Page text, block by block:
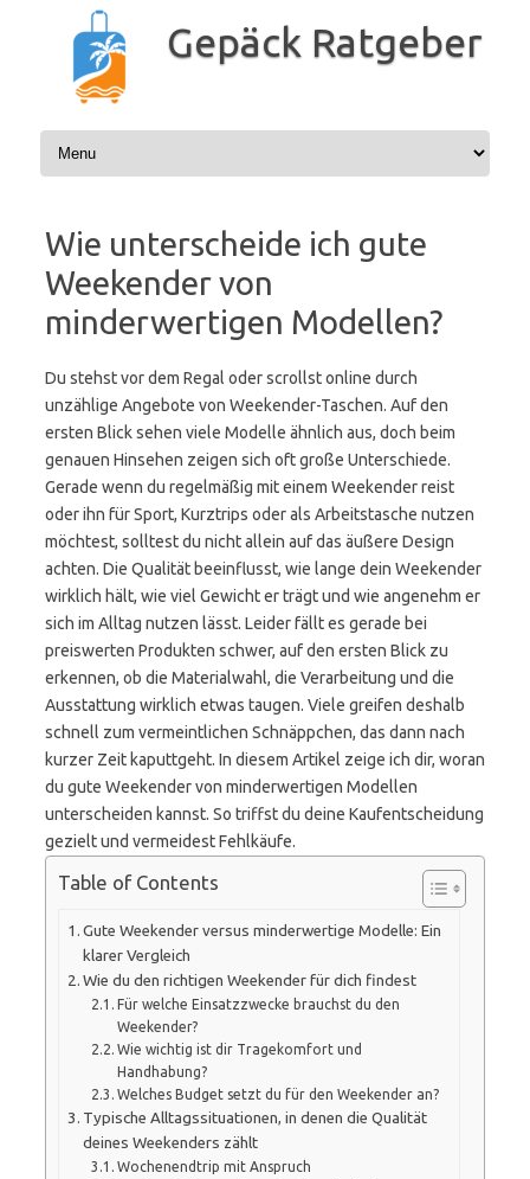
springen
Gepäck Ratgeber
Wie unterscheide ich gute
Weekender von
minderwertigen Modellen?
Du stehst vor dem Regal oder scrollst online durch
unzählige Angebote von Weekender-Taschen. Auf den
ersten Blick sehen viele Modelle ähnlich aus, doch beim
genauen Hinsehen zeigen sich oft große Unterschiede.
Gerade wenn du regelmäßig mit einem Weekender reist
oder ihn für Sport, Kurztrips oder als Arbeitstasche nutzen
möchtest, solltest du nicht allein auf das äußere Design
achten. Die Qualität beeinflusst, wie lange dein Weekender
wirklich hält, wie viel Gewicht er trägt und wie angenehm er
sich im Alltag nutzen lässt. Leider fällt es gerade bei
preiswerten Produkten schwer, auf den ersten Blick zu
erkennen, ob die Materialwahl, die Verarbeitung und die
Ausstattung wirklich etwas taugen. Viele greifen deshalb
schnell zum vermeintlichen Schnäppchen, das dann nach
kurzer Zeit kaputtgeht. In diesem Artikel zeige ich dir, woran
du gute Weekender von minderwertigen Modellen
unterscheiden kannst. So triffst du deine Kaufentscheidung
gezielt und vermeidest Fehlkäufe.
Table of Contents
Gute Weekender versus minderwertige Modelle: Ein
klarer Vergleich
Wie du den richtigen Weekender für dich findest
Für welche Einsatzzwecke brauchst du den
Weekender?
Wie wichtig ist dir Tragekomfort und
Handhabung?
Welches Budget setzt du für den Weekender an?
Typische Alltagssituationen, in denen die Qualität
deines Weekenders zählt
Wochenendtrip mit Anspruch